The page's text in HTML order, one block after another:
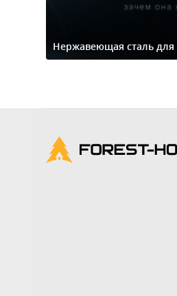
Нержавеющая сталь